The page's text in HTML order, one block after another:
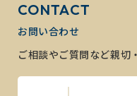
CONTACT
お問い合わせ
ご相談やご質問など親切